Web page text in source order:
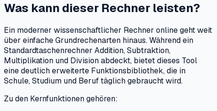
Was kann dieser Rechner leisten?
Ein moderner wissenschaftlicher Rechner online geht weit
über einfache Grundrechenarten hinaus. Während ein
Standardtaschenrechner Addition, Subtraktion,
Multiplikation und Division abdeckt, bietet dieses Tool
eine deutlich erweiterte Funktionsbibliothek, die in
Schule, Studium und Beruf täglich gebraucht wird.
Zu den Kernfunktionen gehören: